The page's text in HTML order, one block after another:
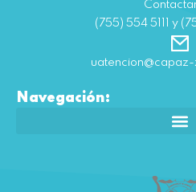
(755) 554 5111 y
Navegación: